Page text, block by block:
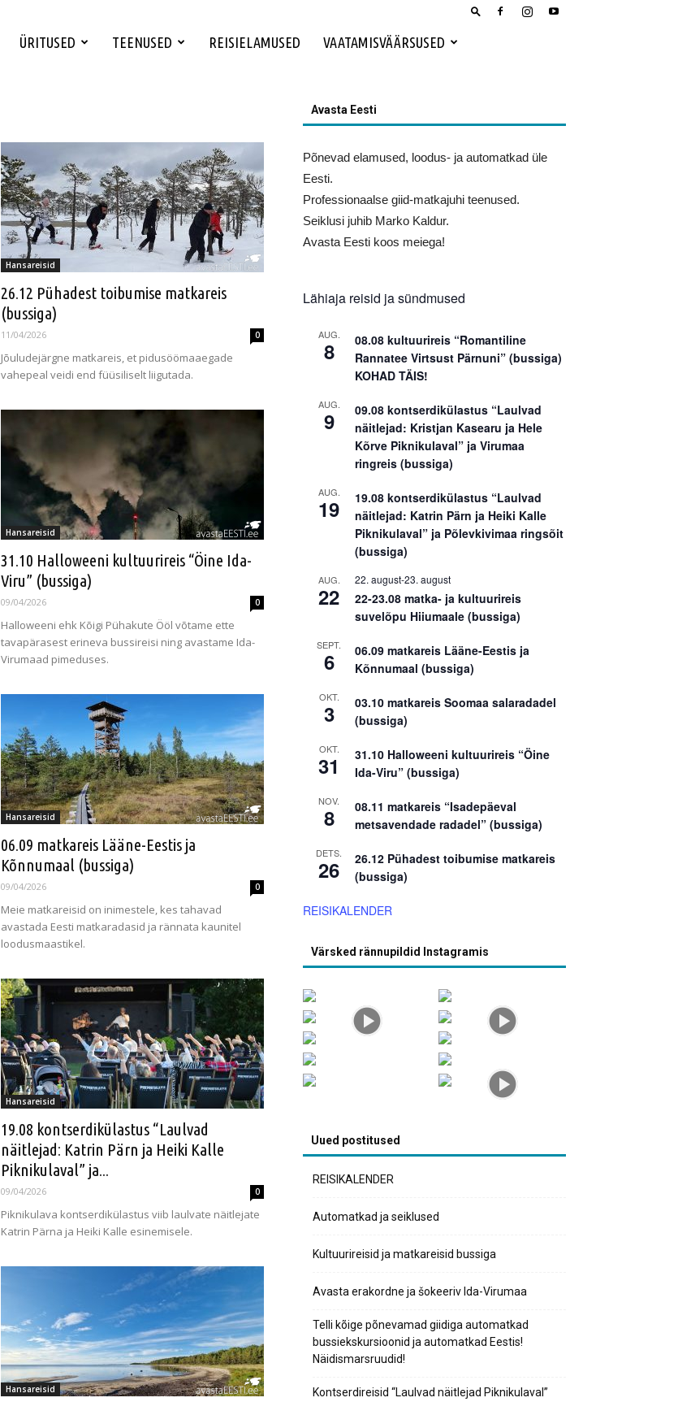
ÜRITUSED TEENUSED REISIELAMUSED VAATAMISVÄÄRSUSED
Hansareisid
26.12 Pühadest toibumise matkareis
(bussiga)
11/04/2026 0
Jõuludejärgne matkareis, et pidusöömaaegade
vahepeal veidi end füüsiliselt liigutada.
Hansareisid
31.10 Halloweeni kultuurireis “Öine Ida-
Viru” (bussiga)
09/04/2026 0
Halloweeni ehk Kõigi Pühakute Ööl võtame ette
tavapärasest erineva bussireisi ning avastame Ida-
Virumaad pimeduses.
Hansareisid
06.09 matkareis Lääne-Eestis ja
Kõnnumaal (bussiga)
09/04/2026 0
Meie matkareisid on inimestele, kes tahavad
avastada Eesti matkaradasid ja rännata kaunitel
loodusmaastikel.
Hansareisid
19.08 kontserdikülastus “Laulvad
näitlejad: Katrin Pärn ja Heiki Kalle
Piknikulaval” ja...
09/04/2026 0
Piknikulava kontserdikülastus viib laulvate näitlejate
Katrin Pärna ja Heiki Kalle esinemisele.
Hansareisid
Avasta Eesti
Põnevad elamused, loodus- ja automatkad üle
Eesti.
Professionaalse giid-matkajuhi teenused.
Seiklusi juhib Marko Kaldur.
Avasta Eesti koos meiega!
Lähiaja reisid ja sündmused
AUG.
8
08.08 kultuurireis “Romantiline
Rannatee Virtsust Pärnuni” (bussiga)
KOHAD TÄIS!
AUG.
9
09.08 kontserdikülastus “Laulvad
näitlejad: Kristjan Kasearu ja Hele
Kõrve Piknikulaval” ja Virumaa
ringreis (bussiga)
AUG.
19
19.08 kontserdikülastus “Laulvad
näitlejad: Katrin Pärn ja Heiki Kalle
Piknikulaval” ja Põlevkivimaa ringsõit
(bussiga)
AUG.
22
22. august-23. august
22-23.08 matka- ja kultuurireis
suvelõpu Hiiumaale (bussiga)
SEPT.
6
06.09 matkareis Lääne-Eestis ja
Kõnnumaal (bussiga)
OKT.
3
03.10 matkareis Soomaa salaradadel
(bussiga)
OKT.
31
31.10 Halloweeni kultuurireis “Öine
Ida-Viru” (bussiga)
NOV.
8
08.11 matkareis “Isadepäeval
metsavendade radadel” (bussiga)
DETS.
26
26.12 Pühadest toibumise matkareis
(bussiga)
REISIKALENDER
Värsked rännupildid Instagramis
Uued postitused
REISIKALENDER
Automatkad ja seiklused
Kultuurireisid ja matkareisid bussiga
Avasta erakordne ja šokeeriv Ida-Virumaa
Telli kõige põnevamad giidiga automatkad
bussiekskursioonid ja automatkad Eestis!
Näidismarsruudid!
Kontserdireisid “Laulvad näitlejad Piknikulaval”